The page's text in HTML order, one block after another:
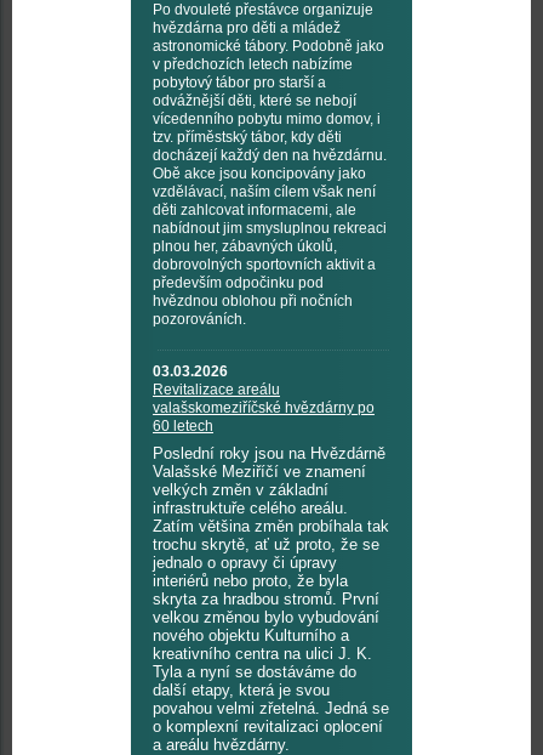
Po dvouleté přestávce organizuje
hvězdárna pro děti a mládež
astronomické tábory. Podobně jako
v předchozích letech nabízíme
pobytový tábor pro starší a
odvážnější děti, které se nebojí
vícedenního pobytu mimo domov, i
tzv. příměstský tábor, kdy děti
docházejí každý den na hvězdárnu.
Obě akce jsou koncipovány jako
vzdělávací, naším cílem však není
děti zahlcovat informacemi, ale
nabídnout jim smysluplnou rekreaci
plnou her, zábavných úkolů,
dobrovolných sportovních aktivit a
především odpočinku pod
hvězdnou oblohou při nočních
pozorováních.
03.03.2026
Revitalizace areálu
valašskomeziříčské hvězdárny po
60 letech
Poslední roky jsou na Hvězdárně
Valašské Meziříčí ve znamení
velkých změn v základní
infrastruktuře celého areálu.
Zatím většina změn probíhala tak
trochu skrytě, ať už proto, že se
jednalo o opravy či úpravy
interiérů nebo proto, že byla
skryta za hradbou stromů. První
velkou změnou bylo vybudování
nového objektu Kulturního a
kreativního centra na ulici J. K.
Tyla a nyní se dostáváme do
další etapy, která je svou
povahou velmi zřetelná. Jedná se
o komplexní revitalizaci oplocení
a areálu hvězdárny.